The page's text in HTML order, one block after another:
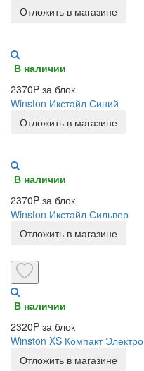
Отложить в магазине
В наличии
2370P за блок
Winston Икстайл Синий
Отложить в магазине
В наличии
2370P за блок
Winston Икстайл Сильвер
Отложить в магазине
В наличии
2320P за блок
Winston XS Компакт Электро
Отложить в магазине